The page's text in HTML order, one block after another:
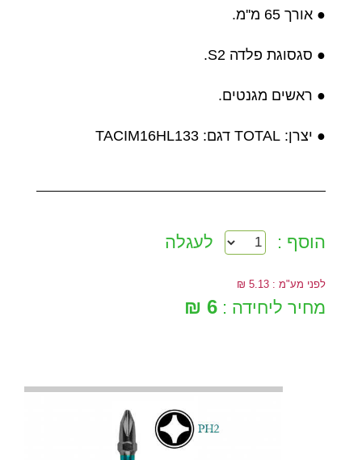
● אורך 65 מ''מ.
● סגסוגת פלדה S2.
● ראשים מגנטים.
● יצרן: TOTAL דגם: TACIM16HL133
הוסף : לעגלה
לפני מע"מ : 5.13 ₪
מחיר ליחידה : 6 ₪